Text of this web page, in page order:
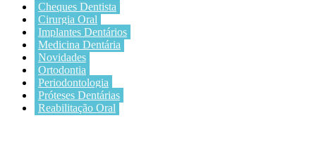
Cheques Dentista
Cirurgia Oral
Implantes Dentários
Medicina Dentária
Novidades
Ortodontia
Periodontologia
Próteses Dentárias
Reabilitação Oral